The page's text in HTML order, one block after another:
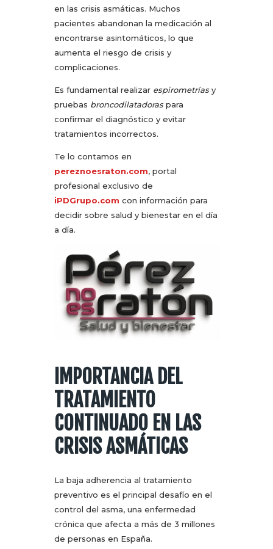
en las crisis asmáticas. Muchos
pacientes abandonan la medicación al
encontrarse asintomáticos, lo que
aumenta el riesgo de crisis y
complicaciones.
Es fundamental realizar espirometríasy
pruebas broncodilatadoraspara
confirmar el diagnóstico y evitar
tratamientos incorrectos.
Te lo contamos en
pereznoesraton.com, portal
profesional exclusivo de
iPDGrupo.com con información para
decidir sobre salud y bienestar en el día
a día.
IMPORTANCIA DEL
TRATAMIENTO
CONTINUADO EN LAS
CRISIS ASMÁTICAS
La baja adherencia al tratamiento
preventivo es el principal desafío en el
control del asma, una enfermedad
crónica que afecta a más de 3 millones
de personas en España.